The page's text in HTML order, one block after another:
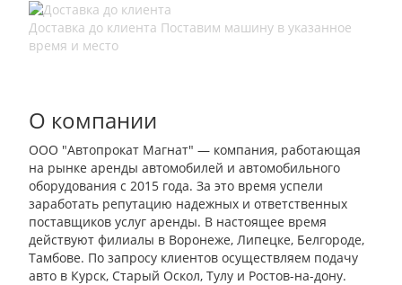
Доставка до клиента Поставим машину в указанное
время и место
О компании
ООО "Автопрокат Магнат" — компания, работающая
на рынке аренды автомобилей и автомобильного
оборудования с 2015 года. За это время успели
заработать репутацию надежных и ответственных
поставщиков услуг аренды. В настоящее время
действуют филиалы в Воронеже, Липецке, Белгороде,
Тамбове. По запросу клиентов осуществляем подачу
авто в Курск, Старый Оскол, Тулу и Ростов-на-дону.